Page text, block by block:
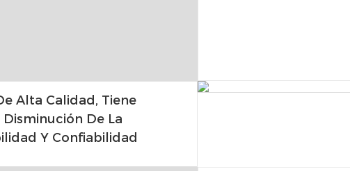
Alta Calidad, Tiene
De La
Y Confiabilidad